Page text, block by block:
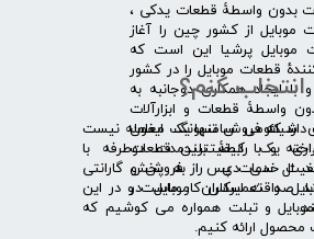
سال 87 واردات بدون واسطۀ قطعات یدکی ،
موبایل از کشور چین را آغاز
موبایل پرشیا این است که
قطعات موبایل را در کشور
ایجاد همکاری دوجانبه به
واسطۀ قطعات و ابزارآلات
شیائومی سامسونگ ایفون
و با کیفیت­ترین قطعات
ال سی دی را به پخش
و تعمیرکاران موبایل در
انتخاب کنم؟
دارد که فروش تنها یک معامله نیست
یک رابطۀ بلندمدت دوطرفه با
خدمات پس از فروش و گارانتی
صداقت اساس کار ماست و در این
موبایل و تبلت همواره می کوشیم که
ارائه کنیم.